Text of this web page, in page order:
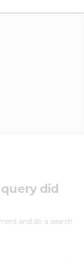
did
and do a search